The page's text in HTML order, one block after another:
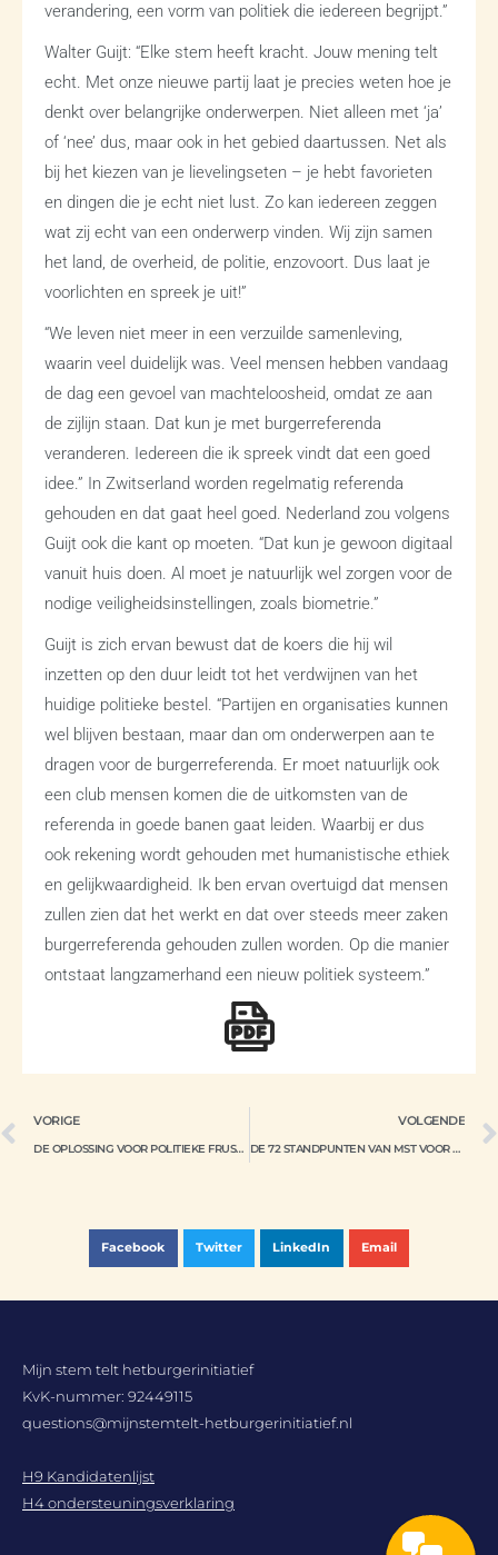
verandering, een vorm van politiek die iedereen begrijpt.”
Walter Guijt: “Elke stem heeft kracht. Jouw mening telt
echt. Met onze nieuwe partij laat je precies weten hoe je
denkt over belangrijke onderwerpen. Niet alleen met ‘ja’
of ‘nee’ dus, maar ook in het gebied daartussen. Net als
bij het kiezen van je lievelingseten – je hebt favorieten
en dingen die je echt niet lust. Zo kan iedereen zeggen
wat zij echt van een onderwerp vinden. Wij zijn samen
het land, de overheid, de politie, enzovoort. Dus laat je
voorlichten en spreek je uit!”
“We leven niet meer in een verzuilde samenleving,
waarin veel duidelijk was. Veel mensen hebben vandaag
de dag een gevoel van machteloosheid, omdat ze aan
de zijlijn staan. Dat kun je met burgerreferenda
veranderen. Iedereen die ik spreek vindt dat een goed
idee.” In Zwitserland worden regelmatig referenda
gehouden en dat gaat heel goed. Nederland zou volgens
Guijt ook die kant op moeten. “Dat kun je gewoon digitaal
vanuit huis doen. Al moet je natuurlijk wel zorgen voor de
nodige veiligheidsinstellingen, zoals biometrie.”
Guijt is zich ervan bewust dat de koers die hij wil
inzetten op den duur leidt tot het verdwijnen van het
huidige politieke bestel. “Partijen en organisaties kunnen
wel blijven bestaan, maar dan om onderwerpen aan te
dragen voor de burgerreferenda. Er moet natuurlijk ook
een club mensen komen die de uitkomsten van de
referenda in goede banen gaat leiden. Waarbij er dus
ook rekening wordt gehouden met humanistische ethiek
en gelijkwaardigheid. Ik ben ervan overtuigd dat mensen
zullen zien dat het werkt en dat over steeds meer zaken
burgerreferenda gehouden zullen worden. Op die manier
ontstaat langzamerhand een nieuw politiek systeem.”
VORIGE
DE OPLOSSING VOOR POLITIEKE FRUSTRATIE
VOLGENDE
DE 72 STANDPUNTEN VAN MST VOOR DE EUROPESE PARLEMENTVERKIEZINGEN
Facebook Twitter LinkedIn Email
Mijn stem telt hetburgerinitiatief
KvK-nummer: 92449115
questions@mijnstemtelt-hetburgerinitiatief.nl
H9 Kandidatenlijst
H4 ondersteuningsverklaring